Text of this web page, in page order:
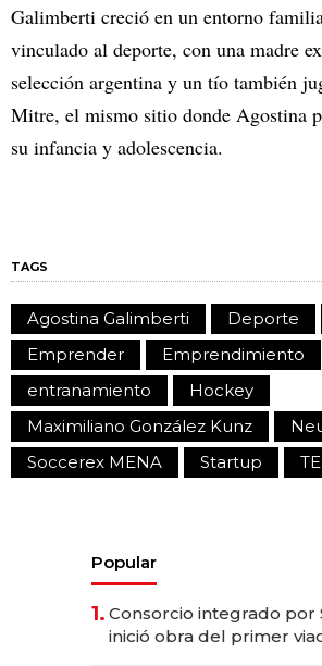
Galimberti creció en un entorno
vinculado al deporte, con una madre
selección argentina y un tío también
Mitre, el mismo sitio donde Agostina
su infancia y adolescencia.
TAGS
Agostina Galimberti Deporte
Emprender
Emprendimiento
entranamiento
Hockey
Maximiliano González Kunz
Soccerex MENA
Startup
Popular
1. Consorcio integrado por
inició obra del primer